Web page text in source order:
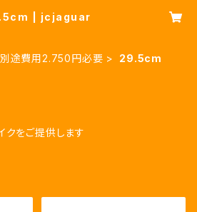
| jcjaguar
途費用2.750円必要 29.5cm
クをご提供します